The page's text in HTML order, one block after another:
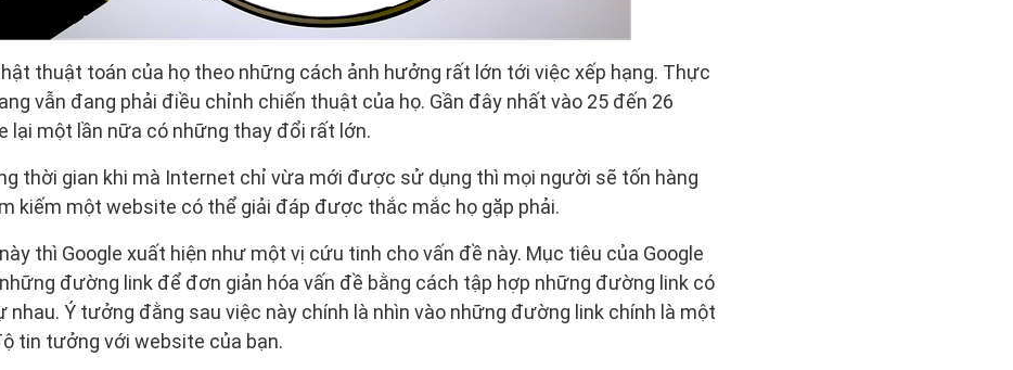
thuật toán của họ theo những cách ảnh hưởng rất lớn tới việc xếp hạng. Thực
vẫn đang phải điều chỉnh chiến thuật của họ. Gần đây nhất vào 25 đến 26
lại một lần nữa có những thay đổi rất lớn.
thời gian khi mà Internet chỉ vừa mới được sử dụng thì mọi người sẽ tốn hàng
kiếm một website có thể giải đáp được thắc mắc họ gặp phải.
thì Google xuất hiện như một vị cứu tinh cho vấn đề này. Mục tiêu của Google
đường link để đơn giản hóa vấn đề bằng cách tập hợp những đường link có
nhau. Ý tưởng đằng sau việc này chính là nhìn vào những đường link chính là một
tin tưởng với website của bạn.